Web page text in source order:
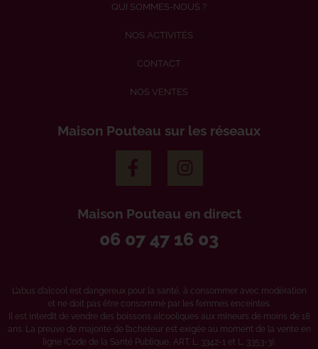
QUI SOMMES-NOUS ?
NOS ACTIVITÉS
CONTACT
NOS VENTES
Maison Pouteau sur les réseaux
Maison Pouteau en direct
06 07 47 16 03
L’abus d’alcool est dangereux pour la santé, à consommer avec modération
et ne doit pas être consommé par les femmes enceintes.
Il est interdit de vendre des boissons alcooliques aux mineurs de moins de 18
ans. La preuve de majorité de l’acheteur est exigée au moment de la vente en
ligne (Code de la Santé Publique, ART. L. 3342-1 et L. 3353-3).